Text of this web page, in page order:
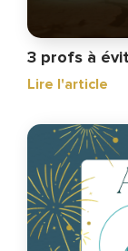
3 profs à
Lire l'article